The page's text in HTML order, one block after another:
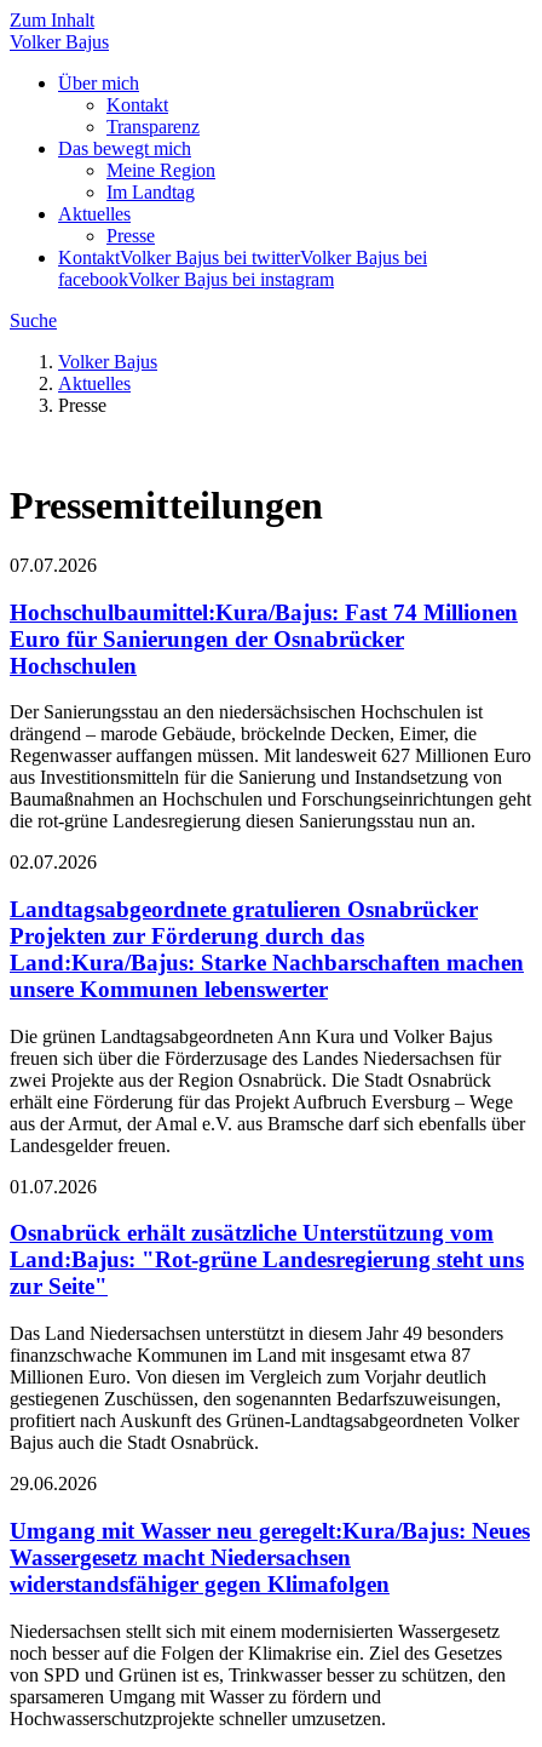
Zum Inhalt
VolkerBajus
Über mich
Kontakt
Transparenz
Das bewegt mich
Meine Region
Im Landtag
Aktuelles
Presse
KontaktVolker Bajus bei twitterVolker Bajus bei
facebookVolker Bajus bei instagram
Suche
Volker Bajus
Aktuelles
Presse
Pressemitteilungen
07.07.2026
Hochschulbaumittel:Kura/Bajus: Fast 74 Millionen
Euro für Sanierungen der Osnabrücker
Hochschulen
Der Sanierungsstau an den niedersächsischen Hochschulen ist
drängend – marode Gebäude, bröckelnde Decken, Eimer, die
Regenwasser auffangen müssen. Mit landesweit 627 Millionen Euro
aus Investitionsmitteln für die Sanierung und Instandsetzung von
Baumaßnahmen an Hochschulen und Forschungseinrichtungen geht
die rot-grüne Landesregierung diesen Sanierungsstau nun an.
02.07.2026
Landtagsabgeordnete gratulieren Osnabrücker
Projekten zur Förderung durch das
Land:Kura/Bajus: Starke Nachbarschaften machen
unsere Kommunen lebenswerter
Die grünen Landtagsabgeordneten Ann Kura und Volker Bajus
freuen sich über die Förderzusage des Landes Niedersachsen für
zwei Projekte aus der Region Osnabrück. Die Stadt Osnabrück
erhält eine Förderung für das Projekt Aufbruch Eversburg – Wege
aus der Armut, der Amal e.V. aus Bramsche darf sich ebenfalls über
Landesgelder freuen.
01.07.2026
Osnabrück erhält zusätzliche Unterstützung vom
Land:Bajus: "Rot-grüne Landesregierung steht uns
zur Seite"
Das Land Niedersachsen unterstützt in diesem Jahr 49 besonders
finanzschwache Kommunen im Land mit insgesamt etwa 87
Millionen Euro. Von diesen im Vergleich zum Vorjahr deutlich
gestiegenen Zuschüssen, den sogenannten Bedarfszuweisungen,
profitiert nach Auskunft des Grünen-Landtagsabgeordneten Volker
Bajus auch die Stadt Osnabrück.
29.06.2026
Umgang mit Wasser neu geregelt:Kura/Bajus: Neues
Wassergesetz macht Niedersachsen
widerstandsfähiger gegen Klimafolgen
Niedersachsen stellt sich mit einem modernisierten Wassergesetz
noch besser auf die Folgen der Klimakrise ein. Ziel des Gesetzes
von SPD und Grünen ist es, Trinkwasser besser zu schützen, den
sparsameren Umgang mit Wasser zu fördern und
Hochwasserschutzprojekte schneller umzusetzen.